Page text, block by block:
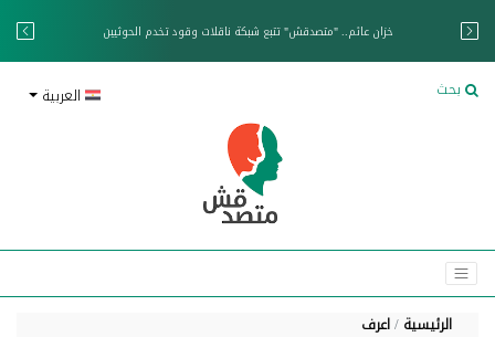
خزان عائم.. "متصدقش" تتبع شبكة ناقلات وقود تخدم الحوثيين
بحث العربية
الرئيسية اعرف